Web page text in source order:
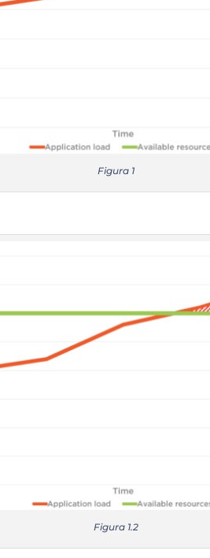
Figura 1
Figura 1.2